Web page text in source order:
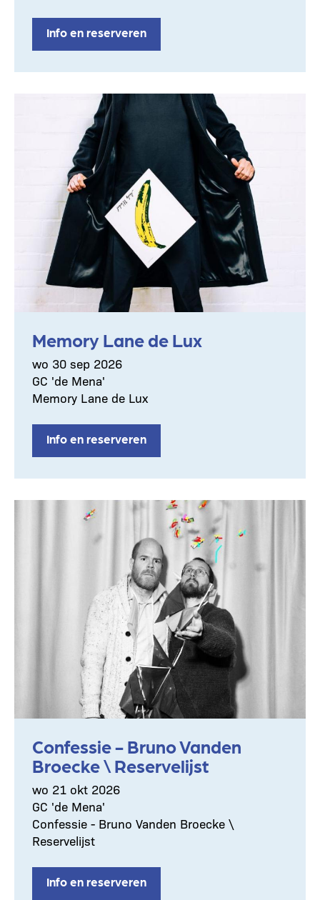
Info en reserveren
Memory Lane de Lux
wo 30 sep 2026
GC 'de Mena'
Memory Lane de Lux
Info en reserveren
Confessie - Bruno Vanden
Broecke \ Reservelijst
wo 21 okt 2026
GC 'de Mena'
Confessie - Bruno Vanden Broecke \
Reservelijst
Info en reserveren